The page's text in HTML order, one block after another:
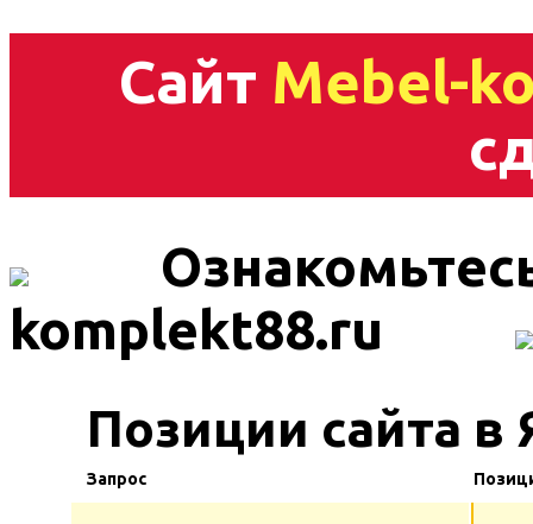
Сайт Mebel-
komplekt88.ru
Позиции сайта в
Запрос